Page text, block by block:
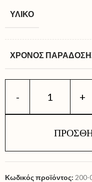
ΥΛΙΚΌ
ΧΡΌΝΟΣ
Κωδικός προϊόντος: 200-